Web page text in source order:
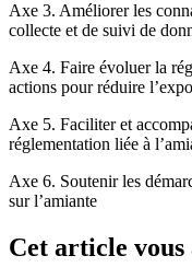
Axe 3. Améliorer les
collecte et de suivi de
Axe 4. Faire évoluer la
actions pour réduire
Axe 5. Faciliter et
réglementation liée à
Axe 6. Soutenir les
sur l’amiante
Cet article vous